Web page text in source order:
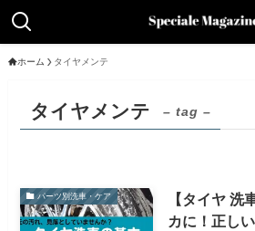
ホーム タイヤメンテ
タイヤメンテ – tag –
パーツ別洗車・ケア
【タイヤ 洗
カに！正し